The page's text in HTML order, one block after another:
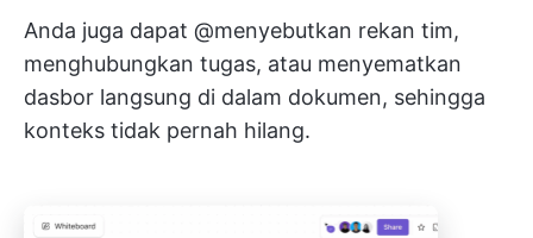
Anda juga dapat @menyebutkan rekan tim,
menghubungkan tugas, atau menyematkan
dasbor langsung di dalam dokumen, sehingga
konteks tidak pernah hilang.